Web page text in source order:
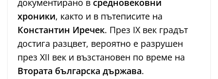
документирано в средновековни
хроники, както и в пътеписите на
Константин Иречек. През IX век градът
достига разцвет, вероятно е разрушен
през XII век и възстановен по време на
Втората българска държава.